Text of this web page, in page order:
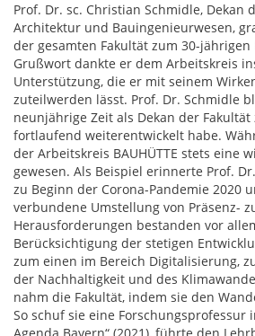
Prof. Dr. sc. Christian Schmidle, Dekan
Architektur und Bauingenieurwesen,
der gesamten Fakultät zum 30-jährigen
Grußwort dankte er dem Arbeitskreis
Unterstützung, die er mit seinem
zuteilwerden lässt. Prof. Dr. Schmidle
neunjährige Zeit als Dekan der Fakultät
fortlaufend weiterentwickelt habe.
der Arbeitskreis BAUHÜTTE stets eine
gewesen. Als Beispiel erinnerte Prof.
zu Beginn der Corona-Pandemie 2020
verbundene Umstellung von Präsenz-
Herausforderungen bestanden vor
Berücksichtigung der stetigen
zum einen im Bereich Digitalisierung,
der Nachhaltigkeit und des
nahm die Fakultät, indem sie den
So schuf sie eine Forschungsprofessur